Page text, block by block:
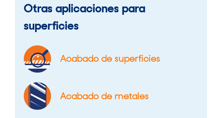
Otras aplicaciones para
superficies
Acabado de superficies
Acabado de metales